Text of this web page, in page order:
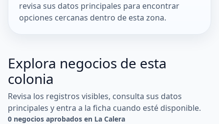
revisa sus datos principales para encontrar
opciones cercanas dentro de esta zona.
Explora negocios de esta
colonia
Revisa los registros visibles, consulta sus datos
principales y entra a la ficha cuando esté disponible.
0 negocios aprobados en La Calera